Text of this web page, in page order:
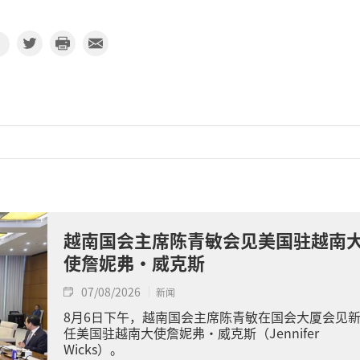
越南国会主席陈青敏会见美国驻越南
使詹妮弗·威克斯
07/08/2026 新闻
8月6日下午，越南国会主席陈青敏在国会大厦会见新
任美国驻越南大使詹妮弗·威克斯（Jennifer
Wicks）。